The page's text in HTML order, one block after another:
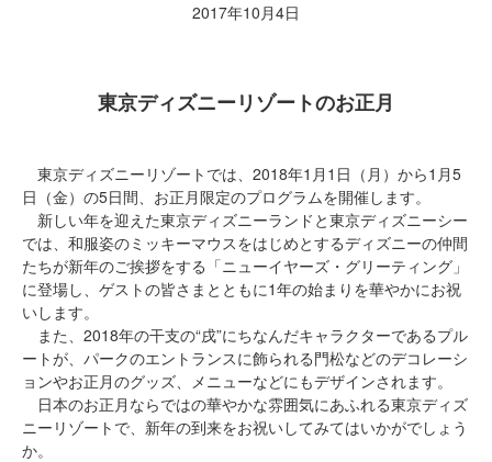
2017年10月4日
東京ディズニーリゾートのお正月
東京ディズニーリゾートでは、2018年1月1日（月）から1月5
日（金）の5日間、お正月限定のプログラムを開催します。
新しい年を迎えた東京ディズニーランドと東京ディズニーシー
では、和服姿のミッキーマウスをはじめとするディズニーの仲間
たちが新年のご挨拶をする「ニューイヤーズ・グリーティング」
に登場し、ゲストの皆さまとともに1年の始まりを華やかにお祝
いします。
また、2018年の干支の“戌”にちなんだキャラクターであるプル
ートが、パークのエントランスに飾られる門松などのデコレーシ
ョンやお正月のグッズ、メニューなどにもデザインされます。
日本のお正月ならではの華やかな雰囲気にあふれる東京ディズ
ニーリゾートで、新年の到来をお祝いしてみてはいかがでしょう
か。